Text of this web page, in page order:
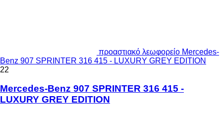
προαστιακό λεωφορείο Mercedes-
Benz 907 SPRINTER 316 415 - LUXURY GREY EDITION
22
Mercedes-Benz 907 SPRINTER 316 415 -
LUXURY GREY EDITION